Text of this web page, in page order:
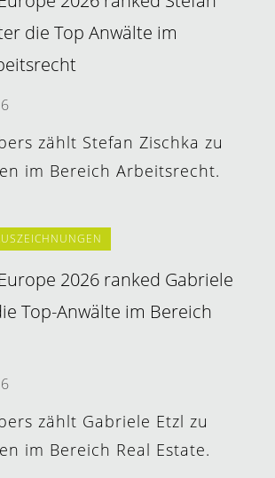
die Top Anwälte im
zählt Stefan Zischka zu
im Bereich Arbeitsrecht.
2026 ranked Gabriele
Top-Anwälte im Bereich
zählt Gabriele Etzl zu
im Bereich Real Estate.